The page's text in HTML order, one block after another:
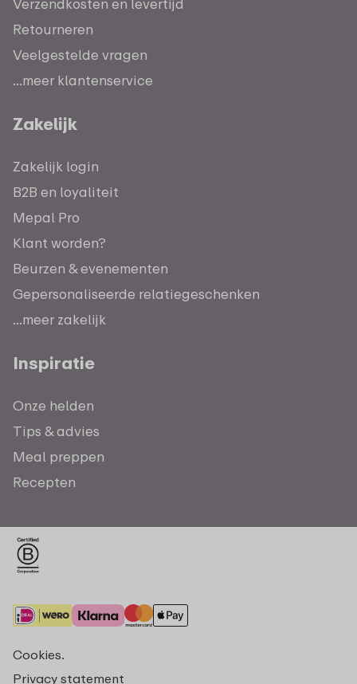
Verzendkosten en levertijd
Retourneren
Veelgestelde vragen
...meer klantenservice
Zakelijk
Zakelijk login
B2B en loyaliteit
Mepal Pro
Klant worden?
Beurzen & evenementen
Gepersonaliseerde relatiegeschenken
...meer zakelijk
Inspiratie
Onze helden
Tips & advies
Meal preppen
Recepten
Cookies.
Privacy statement